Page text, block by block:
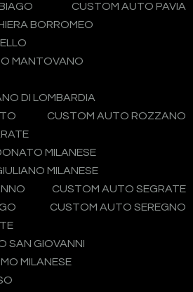
CUSTOM AUTO PAVIA
BORROMEO
MANTOVANO
DI LOMBARDIA
CUSTOM AUTO ROZZANO
MILANESE
MILANESE
CUSTOM AUTO SEGRATE
CUSTOM AUTO SEREGNO
SAN GIOVANNI
MILANESE